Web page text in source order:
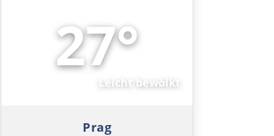
27°
Leicht bewölkt
Prag